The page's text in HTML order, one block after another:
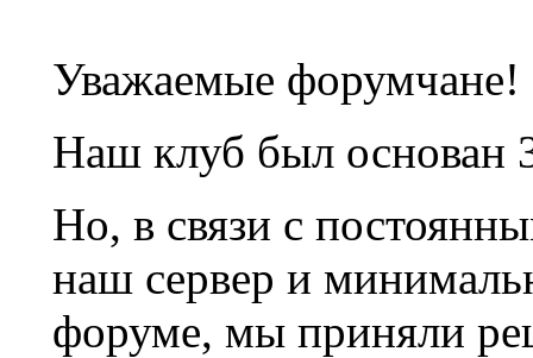
Уважаемые форумчане!
Наш клуб был основан
Но, в связи с
наш сервер и
форуме, мы приняли